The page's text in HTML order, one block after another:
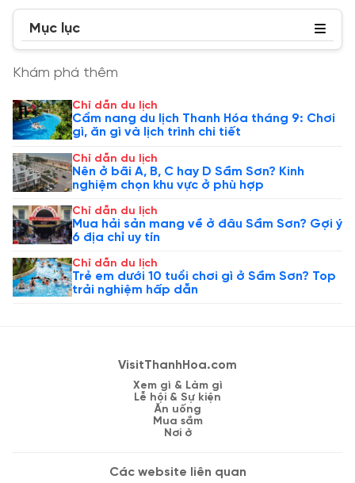
Mục lục
Khám phá thêm
Chỉ dẫn du lịch
Cẩm nang du lịch Thanh Hóa tháng 9: Chơi
gì, ăn gì và lịch trình chi tiết
Chỉ dẫn du lịch
Nên ở bãi A, B, C hay D Sầm Sơn? Kinh
nghiệm chọn khu vực ở phù hợp
Chỉ dẫn du lịch
Mua hải sản mang về ở đâu Sầm Sơn? Gợi ý
6 địa chỉ uy tín
Chỉ dẫn du lịch
Trẻ em dưới 10 tuổi chơi gì ở Sầm Sơn? Top
trải nghiệm hấp dẫn
VisitThanhHoa.com
Xem gì & Làm gì
Lễ hội & Sự kiện
Ăn uống
Mua sắm
Nơi ở
Các website liên quan